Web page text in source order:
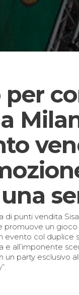
per
punti vendita
un
evento col
e all’imponente
un party esclusivo